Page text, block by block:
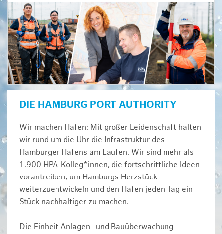
DIE HAMBURG PORT AUTHORITY
Wir machen Hafen: Mit großer Leidenschaft halten
wir rund um die Uhr die Infrastruktur des
Hamburger Hafens am Laufen. Wir sind mehr als
1.900 HPA-Kolleg*innen, die fortschrittliche Ideen
vorantreiben, um Hamburgs Herzstück
weiterzuentwickeln und den Hafen jeden Tag ein
Stück nachhaltiger zu machen.
Die Einheit Anlagen- und Bauüberwachung